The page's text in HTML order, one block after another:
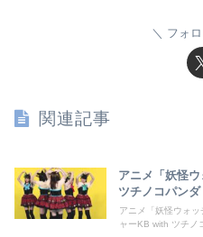
フォ
関連記事
アニメ「妖怪
ツチノコパンダ
アニメ「妖怪ウォ
ャーKB with ツチノ